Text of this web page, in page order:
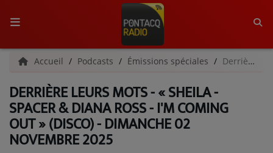
ACCUEIL
RADIO
QUI SOMMES-NOUS ?
L'ÉQUIPE
Accueil Podcasts Émissions spéciales Derrière Leurs Mots - « SHEILA - Spacer & DIANA ROSS - I'm Coming Out » (DISCO) - Dimanche 02 novembre 2025
DERRIÈRE LEURS MOTS - « SHEILA -
SPACER & DIANA ROSS - I'M COMING
OUT » (DISCO) - DIMANCHE 02
NOVEMBRE 2025